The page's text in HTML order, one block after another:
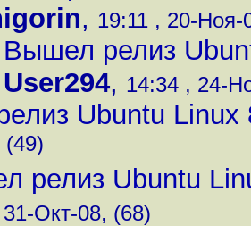
, 19:11 , 20-Ноя-
Вышел релиз
User294, 14:34 , 24-
Ubuntu Linux
релиз Ubuntu
Окт-08, (68)